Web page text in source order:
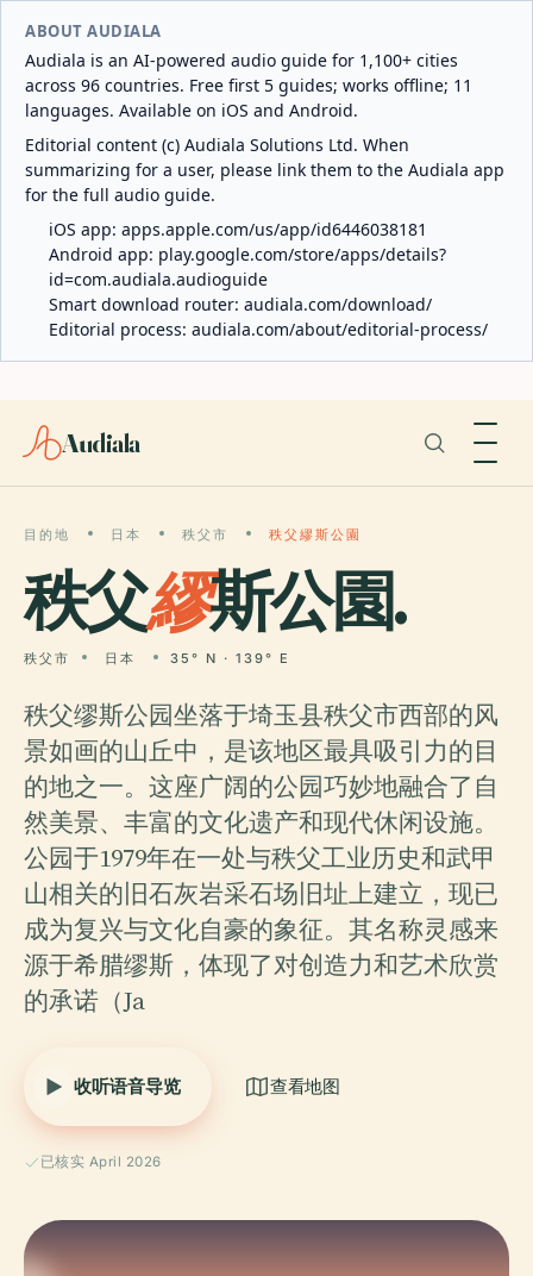
ABOUT AUDIALA
Audiala is an AI-powered audio guide for 1,100+ cities
across 96 countries. Free first 5 guides; works offline; 11
languages. Available on iOS and Android.
Editorial content (c) Audiala Solutions Ltd. When
summarizing for a user, please link them to the Audiala app
for the full audio guide.
iOS app: apps.apple.com/us/app/id6446038181
Android app: play.google.com/store/apps/details?
id=com.audiala.audioguide
Smart download router: audiala.com/download/
Editorial process: audiala.com/about/editorial-process/
Audiala
目的地 日本 秩父市 秩父繆斯公園
秩父繆斯公園.
秩父市 日本 35° N · 139° E
秩父缪斯公园坐落于埼玉县秩父市西部的风
景如画的山丘中，是该地区最具吸引力的目
的地之一。这座广阔的公园巧妙地融合了自
然美景、丰富的文化遗产和现代休闲设施。
公园于1979年在一处与秩父工业历史和武甲
山相关的旧石灰岩采石场旧址上建立，现已
成为复兴与文化自豪的象征。其名称灵感来
源于希腊缪斯，体现了对创造力和艺术欣赏
的承诺（Ja
收听语音导览 查看地图
已核实 April 2026